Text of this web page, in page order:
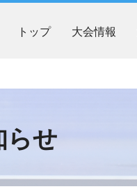
トップ 大会情報
らせ